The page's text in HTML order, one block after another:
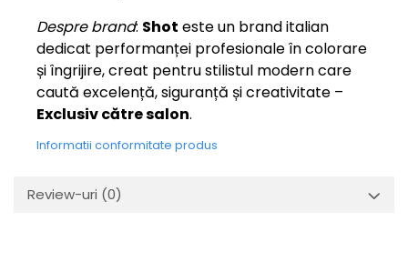
Despre brand: Shot este un brand italian
dedicat performanței profesionale în colorare
și îngrijire, creat pentru stilistul modern care
caută excelență, siguranță și creativitate –
Exclusiv către salon.
Informatii conformitate produs
Review-uri (0)